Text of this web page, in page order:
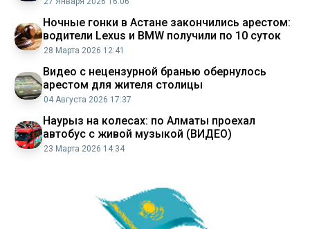
Ночные гонки в Астане закончились арестом:
водители Lexus и BMW получили по 10 суток
28 Марта 2026 12:41
Видео с нецензурной бранью обернулось
арестом для жителя столицы
04 Августа 2026 17:37
Наурыз на колесах: по Алматы проехал
автобус с живой музыкой (ВИДЕО)
23 Марта 2026 14:34